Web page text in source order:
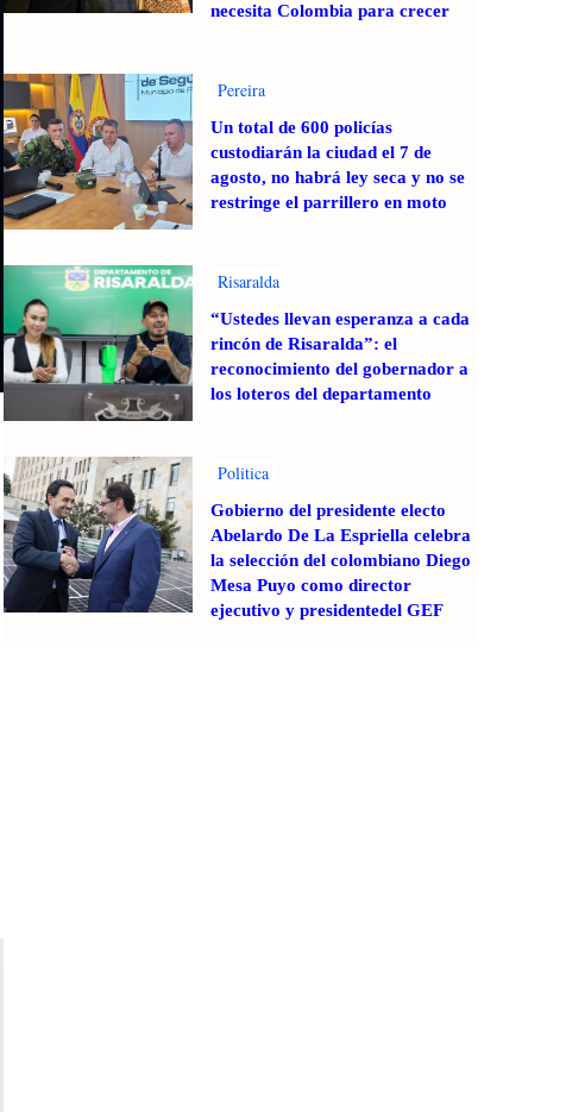
necesita Colombia para crecer
Pereira
Un total de 600 policías
custodiarán la ciudad el 7 de
agosto, no habrá ley seca y no se
restringe el parrillero en moto
Risaralda
“Ustedes llevan esperanza a cada
rincón de Risaralda”: el
reconocimiento del gobernador a
los loteros del departamento
Politica
Gobierno del presidente electo
Abelardo De La Espriella celebra
la selección del colombiano Diego
Mesa Puyo como director
ejecutivo y presidentedel GEF